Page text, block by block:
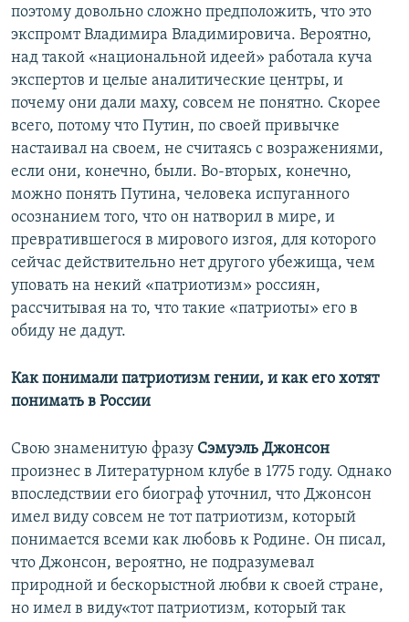
поэтому довольно сложно предположить, что это
экспромт Владимира Владимировича. Вероятно,
над такой «национальной идеей» работала куча
экспертов и целые аналитические центры, и
почему они дали маху, совсем не понятно. Скорее
всего, потому что Путин, по своей привычке
настаивал на своем, не считаясь с возражениями,
если они, конечно, были. Во-вторых, конечно,
можно понять Путина, человека испуганного
осознанием того, что он натворил в мире, и
превратившегося в мирового изгоя, для которого
сейчас действительно нет другого убежища, чем
уповать на некий «патриотизм» россиян,
рассчитывая на то, что такие «патриоты» его в
обиду не дадут.
Как понимали патриотизм гении, и как его хотят
понимать в России
Свою знаменитую фразу Сэмуэль Джонсон
произнес в Литературном клубе в 1775 году. Однако
впоследствии его биограф уточнил, что Джонсон
имел виду совсем не тот патриотизм, который
понимается всеми как любовь к Родине. Он писал,
что Джонсон, вероятно, не подразумевал
природной и бескорыстной любви к своей стране,
но имел в виду«тот патриотизм, который так